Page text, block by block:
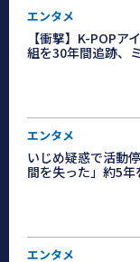
エンタメ
【衝撃】K-POP
組を30年間追跡、
エンタメ
いじめ疑惑で活動
間を失った」約5
エンタメ